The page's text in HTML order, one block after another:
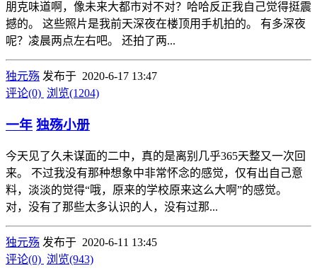
朋克味道啊，像未来大都市对不对？哈哈反正我自己觉得挺震
撼的。 这些照片是我前天深夜在楼顶用手机拍的。 有多深夜
呢？凌晨两点左右吧。 还拍了两...
独元殇 发布于 2020-6-17 13:47
评论(0) 浏览(1204)
一年 独殇小册
今天见了久未谋面的二中，真的是离别几乎365天整又一次回
来。 不过我没有那种想象中非常怀念的感觉，仅有出自己意
料，淡淡的觉得“哦，原来的学校原来这么大啊”的感觉。
对，没有了那些太多认识的人，没有过那...
独元殇 发布于 2020-6-11 13:45
评论(0) 浏览(943)